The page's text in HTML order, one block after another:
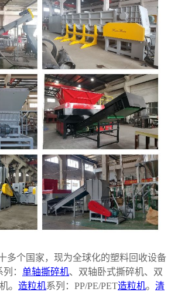
个国家，现为全球化的塑料回收设备
： 单轴撕碎机、双轴卧式撕碎机、双
。 造粒机系列：PP/PE/PET造粒机。 清